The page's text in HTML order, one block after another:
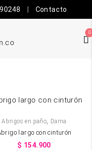
Contacto
0
Abrigos en paño, Dama
largo con cinturón
$ 154.900